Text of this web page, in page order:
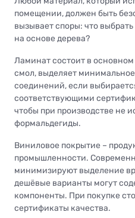
помещении, должен быть
вызывает споры: что
на основе дерева?
Ламинат состоит в
смол, выделяет
соединений, если
соответствующими
чтобы при производстве не
формальдегиды.
Виниловое покрытие –
промышленности.
минимизируют выделение
дешёвые варианты могут
компоненты. При покупке
сертификаты качества.